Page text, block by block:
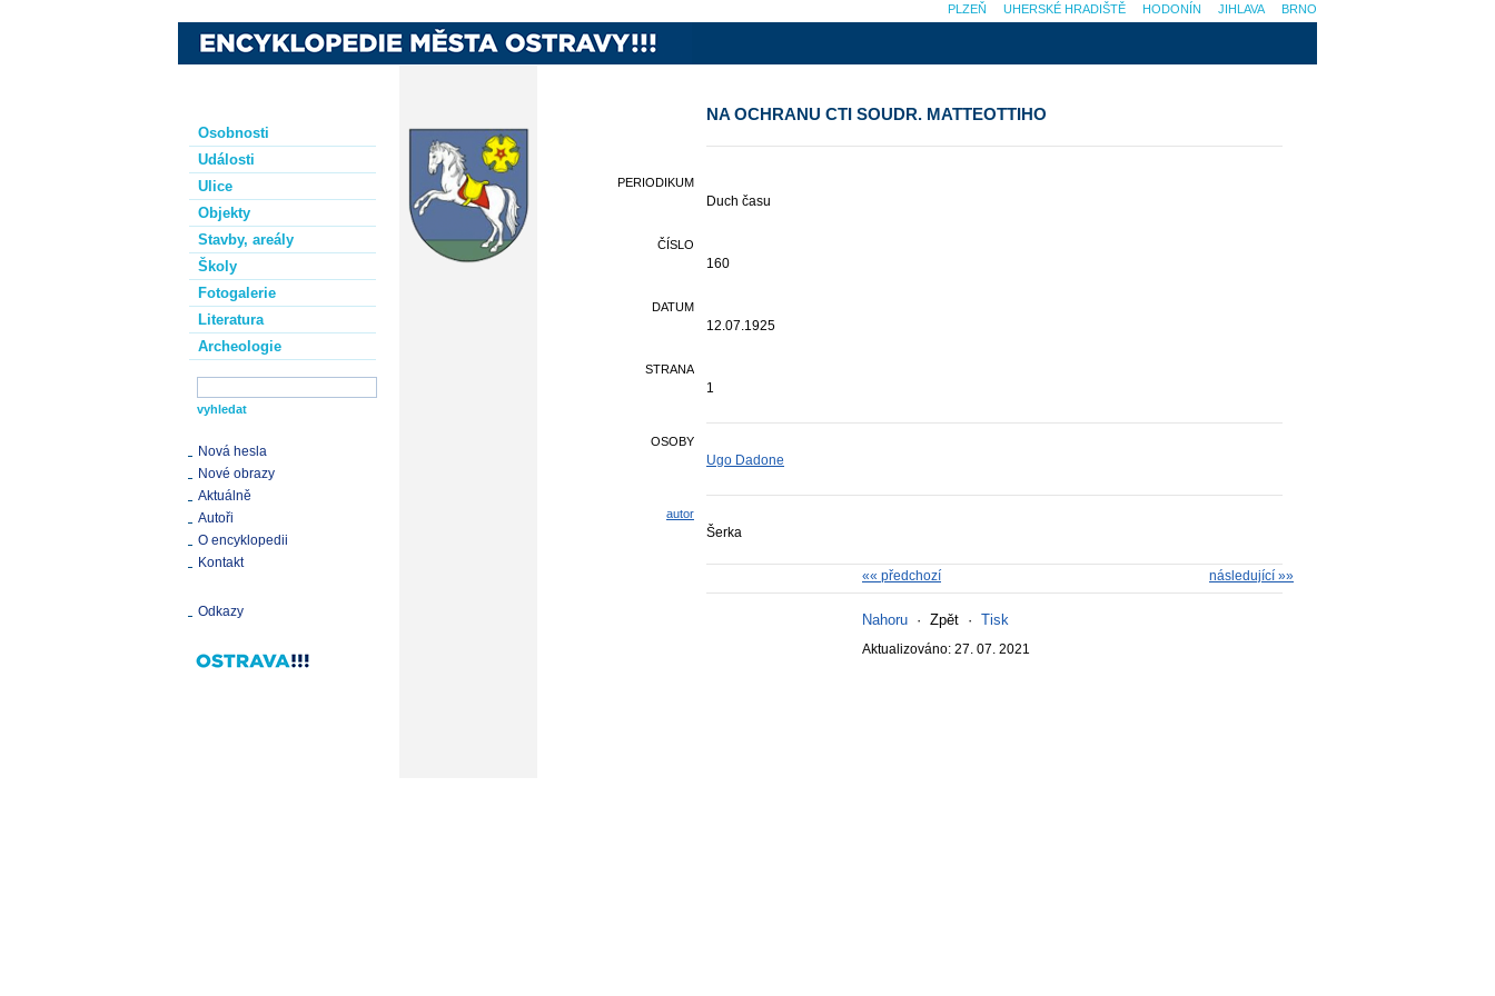
Osobnosti
Události
Ulice
Objekty
Stavby, areály
Školy
Fotogalerie
Literatura
Archeologie
Nová hesla
Nové obrazy
Aktuálně
Autoři
O encyklopedii
Kontakt
Odkazy
NA OCHRANU CTI SOUDR. MATTEOTTIHO
PERIODIKUM
Duch času
ČÍSLO
160
DATUM
12.07.1925
STRANA
1
OSOBY
Ugo Dadone
autor
Šerka
následující »»
«« předchozí
Nahoru · Zpět · Tisk
Aktualizováno: 27. 07. 2021
BRNO
JIHLAVA
HODONÍN
UHERSKÉ HRADIŠTĚ
PLZEŇ